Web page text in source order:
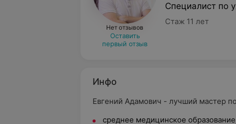
Нет отзывов
Оставить
первый отзыв
Специалист по
Стаж 11 лет
Инфо
Евгений Адамович - лучший мастер
среднее медицинское